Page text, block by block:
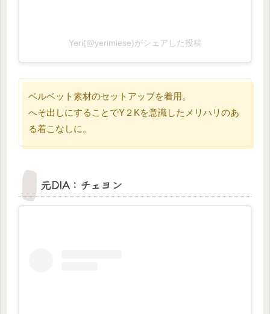
Yeri(@yerimiese)がシェアした投稿
ベルベット素材のセットアップを着用。
へそ出しにすることでY２Kを意識したメリハリのあ
る着こなしに。
元DIA：チェヨン